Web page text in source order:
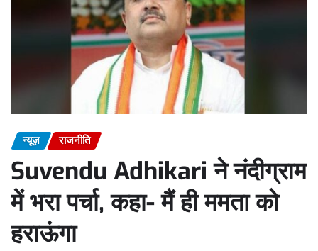
न्यूज़ राजनीति
Suvendu Adhikari ने नंदीग्राम
में भरा पर्चा, कहा- मैं ही ममता को
हराऊंगा